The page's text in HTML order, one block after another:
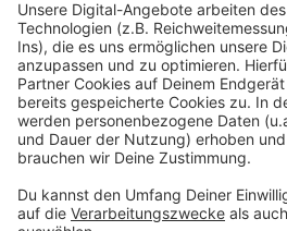
zu notieren. Das sind für die
Informationen.
Anzeige
Welche Verträge dürfen
Telefon abgeschlossen
Anzeige